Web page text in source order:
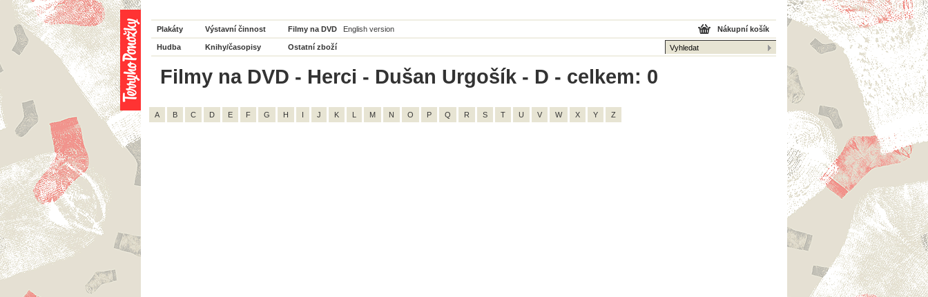
Plakáty Výstavní činnost Filmy na DVD English version
Hudba Knihy/časopisy Ostatní zboží
Nákupní košík
Filmy na DVD - Herci - Dušan Urgošík - D - celkem: 0
A B C D E F G H I J K L M N O P Q R S T U V W X Y Z